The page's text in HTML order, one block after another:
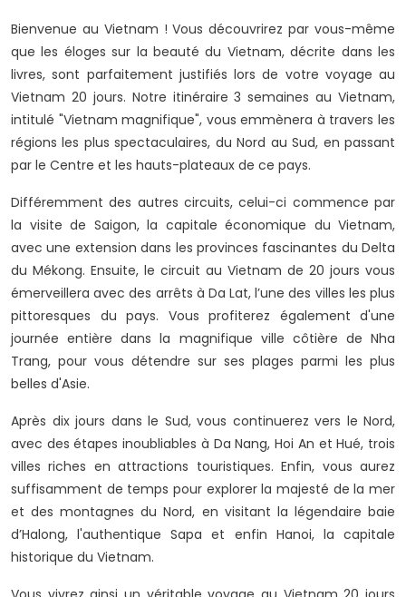
Bienvenue au Vietnam ! Vous découvrirez par vous-même
que les éloges sur la beauté du Vietnam, décrite dans les
livres, sont parfaitement justifiés lors de votre voyage au
Vietnam 20 jours. Notre itinéraire 3 semaines au Vietnam,
intitulé "Vietnam magnifique", vous emmènera à travers les
régions les plus spectaculaires, du Nord au Sud, en passant
par le Centre et les hauts-plateaux de ce pays.
Différemment des autres circuits, celui-ci commence par
la visite de Saigon, la capitale économique du Vietnam,
avec une extension dans les provinces fascinantes du Delta
du Mékong. Ensuite, le circuit au Vietnam de 20 jours vous
émerveillera avec des arrêts à Da Lat, l’une des villes les plus
pittoresques du pays. Vous profiterez également d'une
journée entière dans la magnifique ville côtière de Nha
Trang, pour vous détendre sur ses plages parmi les plus
belles d'Asie.
Après dix jours dans le Sud, vous continuerez vers le Nord,
avec des étapes inoubliables à Da Nang, Hoi An et Hué, trois
villes riches en attractions touristiques. Enfin, vous aurez
suffisamment de temps pour explorer la majesté de la mer
et des montagnes du Nord, en visitant la légendaire baie
d’Halong, l'authentique Sapa et enfin Hanoi, la capitale
historique du Vietnam.